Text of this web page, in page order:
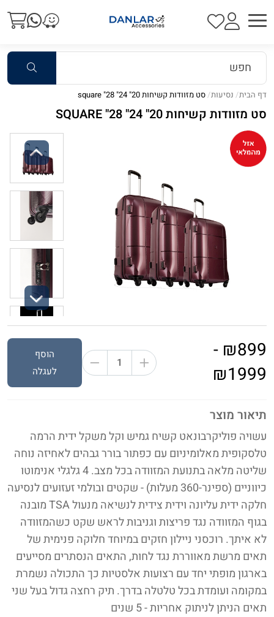
דף הבית נסיעות סט מזוודות קשיחות 20" 24" 28" square
סט מזוודות קשיחות 20" 24" 28" SQUARE
תיאור מוצר
עשויה פוליקרבונאט קשיח גמיש וקל משקל ‫ידית הרמה
טלסקופית מאלומיניום עם כפתור בורר גבהים לאחיזה נוחה
שליטה מלאה בתנועת המזוודה בכל מצב.‬ 4 גלגלי אנימוטו
כיווניים (ספינר-360 מעלות) - שקטים ובולמי זעזועים לנסיעה
חלקה ידית עליונה וידית צידית לנשיאה מנעול ‫TSA מובנה
בגוף המזוודה נגד פריצות וגניבות לראש שקט כשהמזוודה
לא איתך.‬ רוכסני ניילון חזקים במיוחד חלוקה פנימית של
תאים מרשת מאווררת נגד לחות, התאים הנסתרים מסייעים
בארגון מופתי יחד עם רצועות אלסטיות כך התכולה נשמרת
במקומה ועומדת בכל טלטלה בדרך. תיק רחצה גדול בעל שני
תאים הניתן לניתוק אחריות - 5 שנים
₪899 -
₪1999
הוסף
לעגלה
Previous
Next